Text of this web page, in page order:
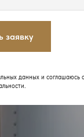
заявку
данных и соглашаюсь
.